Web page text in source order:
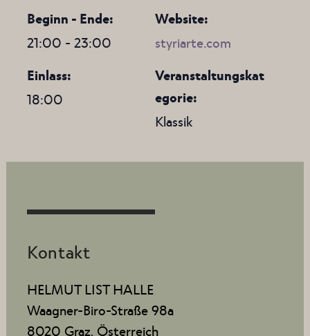
Beginn - Ende:
21:00 - 23:00
Einlass:
18:00
Website:
styriarte.com
Veranstaltungskat
egorie:
Klassik
Kontakt
HELMUT LIST HALLE
Waagner-Biro-Straße 98a
8020 Graz, Österreich